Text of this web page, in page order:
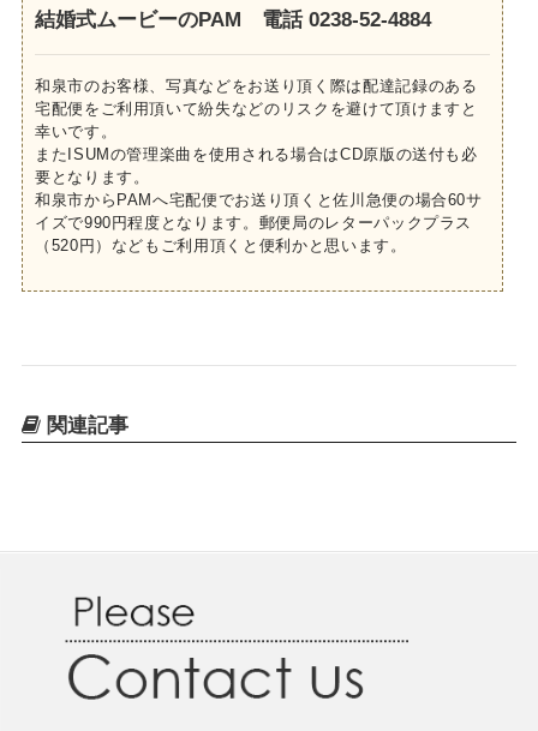
結婚式ムービーのPAM 電話 0238-52-4884
和泉市のお客様、写真などをお送り頂く際は配達記録のある
宅配便をご利用頂いて紛失などのリスクを避けて頂けますと
幸いです。
またISUMの管理楽曲を使用される場合はCD原版の送付も必
要となります。
和泉市からPAMへ宅配便でお送り頂くと佐川急便の場合60サ
イズで990円程度となります。郵便局のレターパックプラス
（520円）などもご利用頂くと便利かと思います。
関連記事